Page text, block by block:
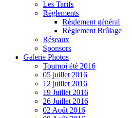
Les Tarifs
Règlements
Règlement général
Règlement Brûlage
Réseaux
Sponsors
Galerie Photos
Tournoi été 2016
05 juillet 2016
12 juillet 2016
19 Juillet 2016
26 Juillet 2016
02 Août 2016